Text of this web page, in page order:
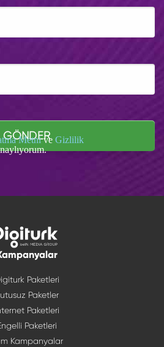
GÖNDER
Metnive Gizlilik
Paketleri
Paketler
Paketleri
Paketleri
Kampanyalar